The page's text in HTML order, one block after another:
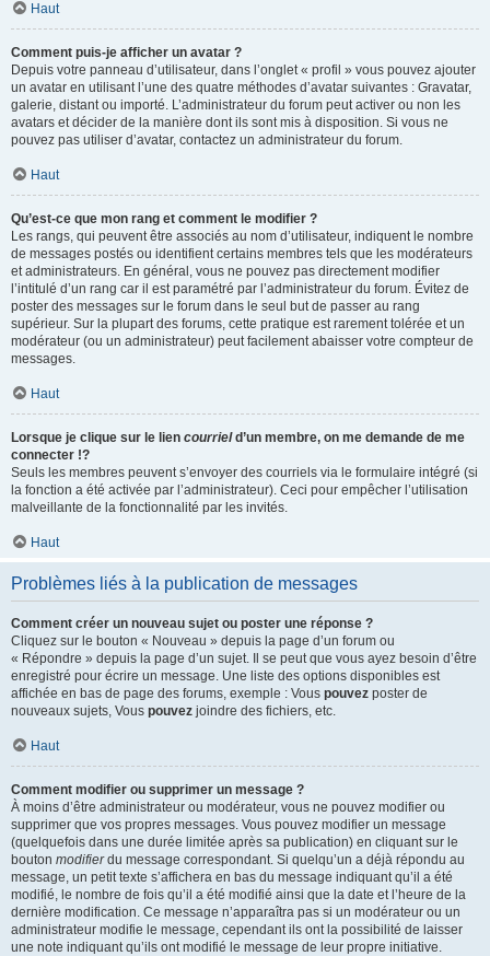
Haut
Comment puis-je afficher un avatar ?
Depuis votre panneau d’utilisateur, dans l’onglet « profil » vous pouvez ajouter
un avatar en utilisant l’une des quatre méthodes d’avatar suivantes : Gravatar,
galerie, distant ou importé. L’administrateur du forum peut activer ou non les
avatars et décider de la manière dont ils sont mis à disposition. Si vous ne
pouvez pas utiliser d’avatar, contactez un administrateur du forum.
Haut
Qu’est-ce que mon rang et comment le modifier ?
Les rangs, qui peuvent être associés au nom d’utilisateur, indiquent le nombre
de messages postés ou identifient certains membres tels que les modérateurs
et administrateurs. En général, vous ne pouvez pas directement modifier
l’intitulé d’un rang car il est paramétré par l’administrateur du forum. Évitez de
poster des messages sur le forum dans le seul but de passer au rang
supérieur. Sur la plupart des forums, cette pratique est rarement tolérée et un
modérateur (ou un administrateur) peut facilement abaisser votre compteur de
messages.
Haut
Lorsque je clique sur le lien courrield’un membre, on me demande de me
connecter !?
Seuls les membres peuvent s’envoyer des courriels via le formulaire intégré (si
la fonction a été activée par l’administrateur). Ceci pour empêcher l’utilisation
malveillante de la fonctionnalité par les invités.
Haut
Problèmes liés à la publication de messages
Comment créer un nouveau sujet ou poster une réponse ?
Cliquez sur le bouton « Nouveau » depuis la page d’un forum ou
« Répondre » depuis la page d’un sujet. Il se peut que vous ayez besoin d’être
enregistré pour écrire un message. Une liste des options disponibles est
affichée en bas de page des forums, exemple : Vous pouvez poster de
nouveaux sujets, Vous pouvez joindre des fichiers, etc.
Haut
Comment modifier ou supprimer un message ?
À moins d’être administrateur ou modérateur, vous ne pouvez modifier ou
supprimer que vos propres messages. Vous pouvez modifier un message
(quelquefois dans une durée limitée après sa publication) en cliquant sur le
bouton modifierdu message correspondant. Si quelqu’un a déjà répondu au
message, un petit texte s’affichera en bas du message indiquant qu’il a été
modifié, le nombre de fois qu’il a été modifié ainsi que la date et l’heure de la
dernière modification. Ce message n’apparaîtra pas si un modérateur ou un
administrateur modifie le message, cependant ils ont la possibilité de laisser
une note indiquant qu’ils ont modifié le message de leur propre initiative.